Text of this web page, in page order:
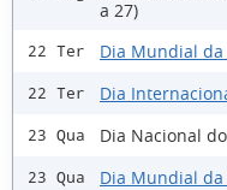
a 27)
22 Ter Dia Mundial da
22 Ter Dia
23 Qua Dia Nacional
23 Qua Dia Mundial